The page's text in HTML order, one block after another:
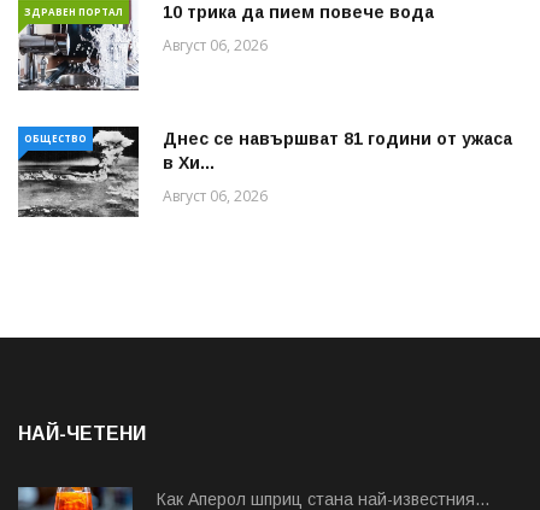
ЗДРАВЕН ПОРТАЛ 10 трика да пием повече вода
Август 06, 2026
ОБЩЕСТВО
Днес се навършват 81 години от ужаса
в Хи...
Август 06, 2026
НАЙ-ЧЕТЕНИ
Как Аперол шприц стана най-известния...